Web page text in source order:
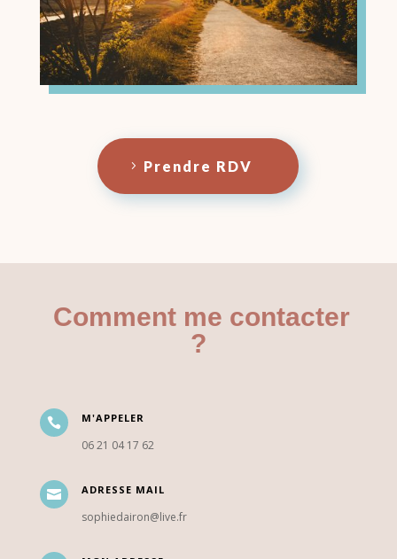
Prendre RDV
Comment me contacter
?
 M'APPELER
06 21 04 17 62
 ADRESSE MAIL
sophiedairon@live.fr